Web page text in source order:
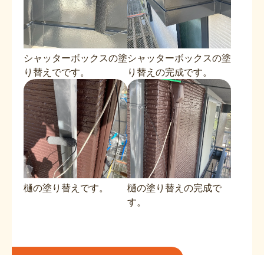
シャッターボックスの塗
り替えでです。
シャッターボックスの塗
り替えの完成です。
樋の塗り替えです。
樋の塗り替えの完成で
す。